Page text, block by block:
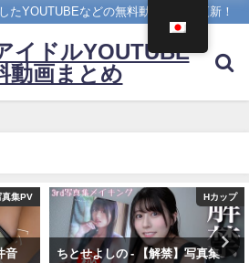
たYOUTUBEなどの無料動画を日々更新！
イドルYOUTUBE
動画まとめ
Hカップ
集
4K UPSCALING CLUB
篠崎愛【4K】（2023年08月25